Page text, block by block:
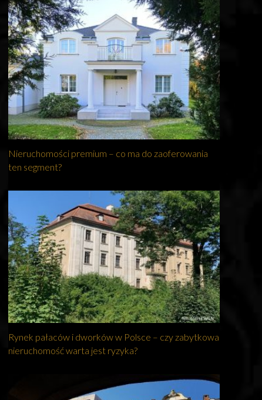
Nieruchomości premium – co ma do zaoferowania
ten segment?
Rynek pałaców i dworków w Polsce – czy zabytkowa
nieruchomość warta jest ryzyka?